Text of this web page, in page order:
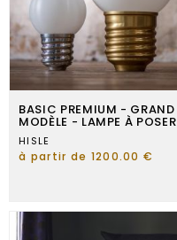
BASIC PREMIUM - GRAND
MODÈLE - LAMPE À POSER
HISLE
à partir de 1200.00 €